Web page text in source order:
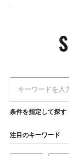
条件を指定して探す
注目のキーワード